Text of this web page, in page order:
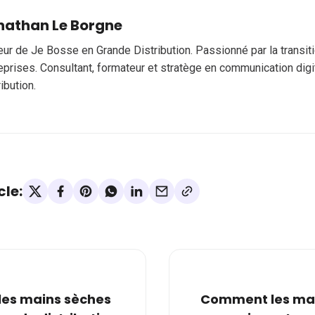
Le Borgne
de Je Bosse en Grande Distribution. Passionné par la
Consultant, formateur et stratège en communication
mains sèches
Comment les